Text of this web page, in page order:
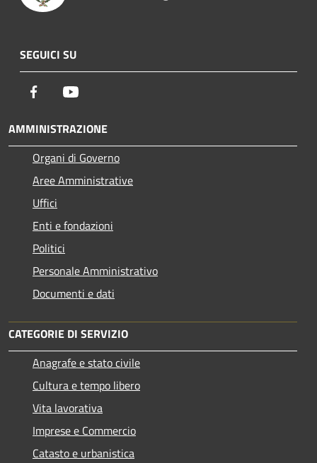
SEGUICI SU
Facebook
AMMINISTRAZIONE
Organi di Governo
Aree Amministrative
Uffici
Enti e fondazioni
Politici
Personale Amministrativo
Documenti e dati
CATEGORIE DI SERVIZIO
Anagrafe e stato civile
Cultura e tempo libero
Vita lavorativa
Imprese e Commercio
Catasto e urbanistica